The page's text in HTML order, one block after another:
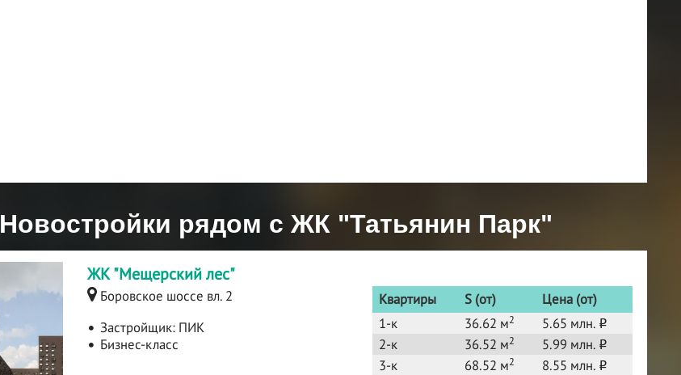
Новостройки рядом с ЖК "Татьянин Парк"
ЖК "Мещерский лес"
Боровское шоссе вл. 2
Застройщик: ПИК
Бизнес-класс
Квартиры S (от)
Цена (от)
1-к
36.62 м2 5.65 млн. o
2-к 36.52 м2 5.99 млн. o
3-к 68.52 м2 8.55 млн. o